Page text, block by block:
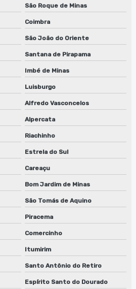
São Roque de Minas
Coimbra
São João do Oriente
Santana de Pirapama
Imbé de Minas
Luisburgo
Alfredo Vasconcelos
Alpercata
Riachinho
Estrela do Sul
Careaçu
Bom Jardim de Minas
São Tomás de Aquino
Piracema
Comercinho
Itumirim
Santo Antônio do Retiro
Espírito Santo do Dourado